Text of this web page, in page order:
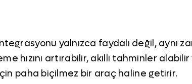
yalnızca faydalı değil, aynı
hızını artırabilir, akıllı tahminler
paha biçilmez bir araç haline getirir.